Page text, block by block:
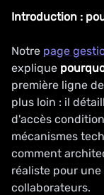
Introduction :
Notre page
explique
première ligne
plus loin : il
d'accès
mécanismes
comment
réaliste pour
collaborateurs.